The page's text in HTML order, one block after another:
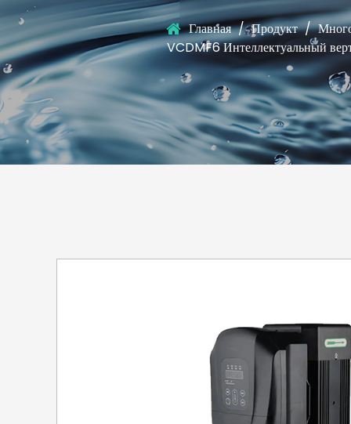
Главная / Продукт /
VCDMF6 Интеллектуальный